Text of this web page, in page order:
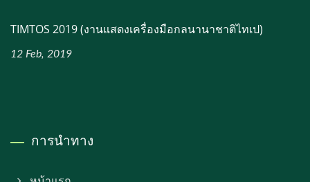
TIMTOS 2019 (งานแสดงเครื่องมือกลนานาชาติไทเป)
12 Feb, 2019
การนำทาง